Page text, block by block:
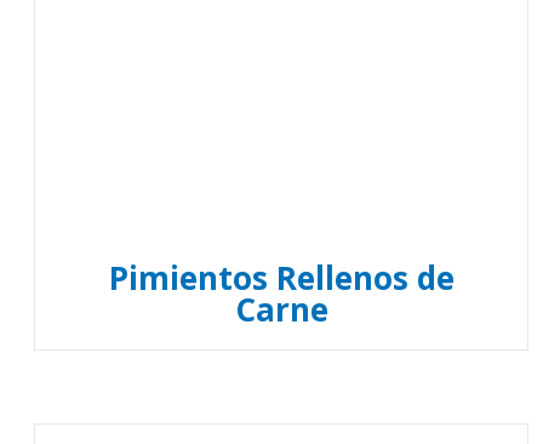
Pimientos Rellenos de
Carne